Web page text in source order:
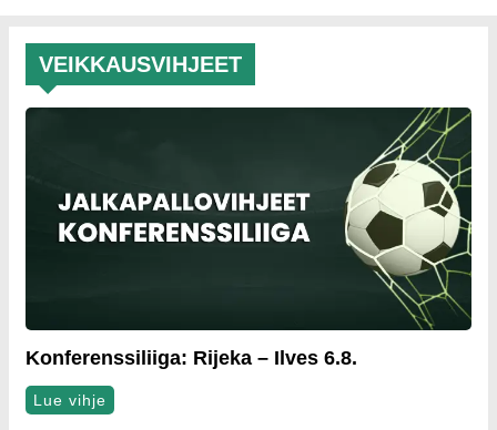
VEIKKAUSVIHJEET
Konferenssiliiga: Rijeka – Ilves 6.8.
Lue vihje